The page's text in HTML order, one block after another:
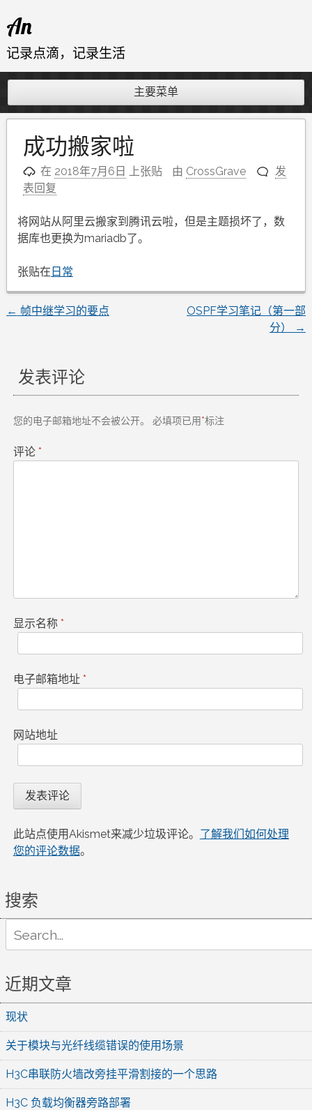
至
内
An
记录点滴，记录生活
主要菜单
成功搬家啦
在 2018年7月6日 上张贴 由 CrossGrave
发
表回复
将网站从阿里云搬家到腾讯云啦，但是主题损坏了，数
据库也更换为mariadb了。
张贴在 日常
文
导
航
← 帧中继学习的要点
OSPF学习笔记（第一部
分）
→
发表评论
您的电子邮箱地址不会被公开。 必填项已用*标注
评论 *
显示名称 *
电子邮箱地址 *
网站地址
此站点使用Akismet来减少垃圾评论。 了解我们如何处理
您的评论数据。
搜索
for:
近期文章
现状
关于模块与光纤线缆错误的使用场景
H3C串联防火墙改旁挂平滑割接的一个思路
H3C 负载均衡器旁路部署